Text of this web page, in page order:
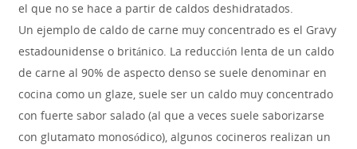
el que no se hace a partir de caldos deshidratados.
Un ejemplo de caldo de carne muy concentrado es el Gravy
estadounidense o británico. La reducción lenta de un caldo
de carne al 90% de aspecto denso se suele denominar en
cocina como un glaze, suele ser un caldo muy concentrado
con fuerte sabor salado (al que a veces suele saborizarse
con glutamato monosódico), algunos cocineros realizan un